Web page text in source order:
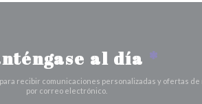
al día *
recibir comunicaciones personalizadas y ofertas
por correo electrónico.